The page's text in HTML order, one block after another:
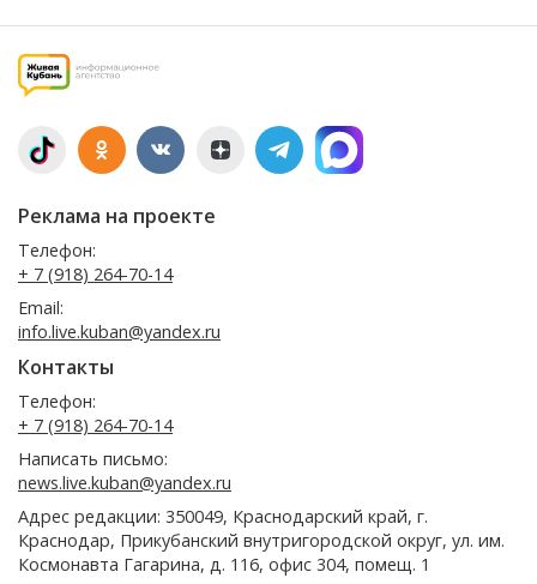
Реклама на проекте
Телефон:
+ 7 (918) 264-70-14
Email:
info.live.kuban@yandex.ru
Контакты
Телефон:
+ 7 (918) 264-70-14
Написать письмо:
news.live.kuban@yandex.ru
Адрес редакции: 350049, Краснодарский край, г.
Краснодар, Прикубанский внутригородской округ, ул. им.
Космонавта Гагарина, д. 116, офис 304, помещ. 1